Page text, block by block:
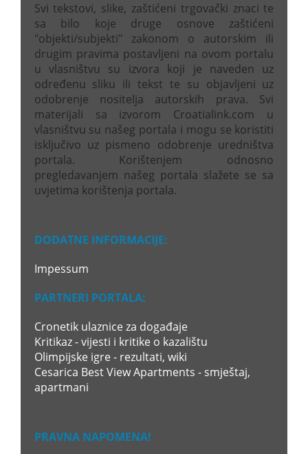
Svi tekstovi, slike, zaštićeni trgovački znaci te
sa bilo koje druge osnove zaštićeni
"objekti/subjekti" zakonom o autorskim ili
drugim pravima postavljeni na ovom portalu
u vlasništvu su izvora koji je naveden uz
određenu sliku ili tekst te su objavljeni uz
odobrenje nositelja autorskih prava. Svi
materijali sa izvorom Croatialink.com u
vlasništvu su našeg portala i mogu se koristiti
isključivo uz pismeno odobrenje uredništva
portala. Korištenjem odnosno
pregledavanjem našeg portala slažete se sa
uvjetima korištenja portala.
DODATNE INFORMACIJE:
Impessum
PARTNERI PORTALA:
Cronetik ulaznice za događaje
Kritikaz - vijesti i kritike o kazalištu
Olimpijske igre - rezultati, wiki
Cesarica Best View Apartments - smještaj,
apartmani
PRAVNA NAPOMENA!